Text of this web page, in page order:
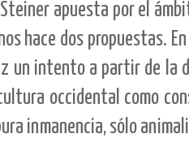
apuesta por el
hace dos propuestas.
un intento a partir de la
occidental como
inmanencia, sólo